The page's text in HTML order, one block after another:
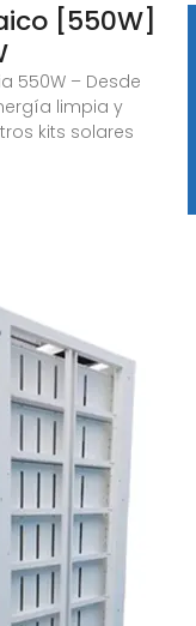
[550W]
550W – Desde
limpia y
kits solares